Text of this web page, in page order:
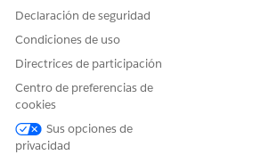
Declaración de seguridad
Condiciones de uso
Directrices de participación
Centro de preferencias de
cookies
Sus opciones de
privacidad